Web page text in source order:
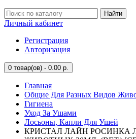
Найти
Личный кабинет
Регистрация
Авторизация
0 товар(ов) - 0.00 р.
Главная
Общие Для Разных Видов
Гигиена
Уход За Ушами
Лосьоны, Капли Для Ушей
КРИСТАЛ ЛАЙН РОСИНКА